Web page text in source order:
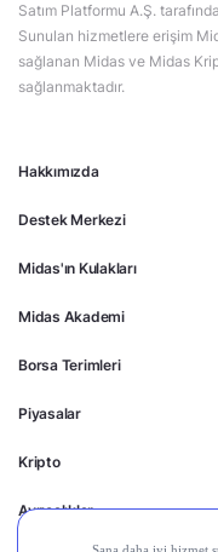
Hakkımızda
Destek Merkezi
Midas'ın Kulakları
Midas Akademi
Borsa Terimleri
Piyasalar
Kripto
Ayrıcalıklar
Satım Platformu A.Ş.
Sunulan hizmetlere erişim
sağlanan Midas ve Midas
sağlanmaktadır.